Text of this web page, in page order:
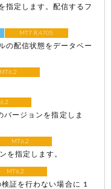
指定します。配信するフ
MT7 R.4705
の配信状態をデータベー
MT6.2
バージョンを指定しま
MT6.2
を指定します。
MT6.2
証を行わない場合に 1